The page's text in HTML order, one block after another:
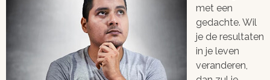
met een
gedachte. Wil
je de resultaten
in je leven
veranderen,